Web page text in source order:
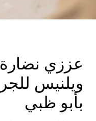
عززي
ويلنيس
بأبو ظبي